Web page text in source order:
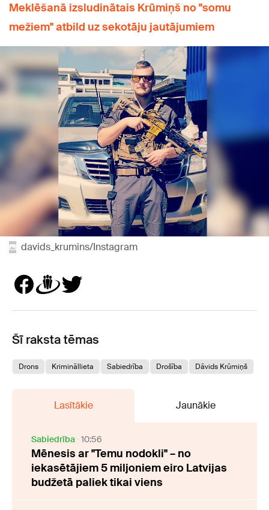
Meklēšanā izsludinātais Krūmiņš no "somu
mežiem" atbild uz sekotāju jautājumiem
davids_krumins/Instagram
Šī raksta tēmas
Drons Krimināllieta Sabiedrība Drošība Dāvids Krūmiņš
Lasītākie Jaunākie
Sabiedrība 10:56
Mēnesis ar "Temu nodokli" – no
iekasētājiem 5 miljoniem eiro Latvijas
budžetā paliek tikai viens